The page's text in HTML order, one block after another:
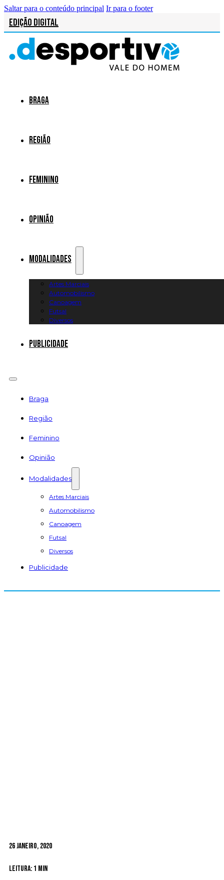
Saltar para o conteúdo principal Ir para o footer
Edição Digital
Braga
Região
Feminino
Opinião
Modalidades
Artes Marciais
Automobilismo
Canoagem
Futsal
Diversos
Publicidade
Braga
Região
Feminino
Opinião
Modalidades
Artes Marciais
Automobilismo
Canoagem
Futsal
Diversos
Publicidade
26 Janeiro, 2020
Leitura: 1 min